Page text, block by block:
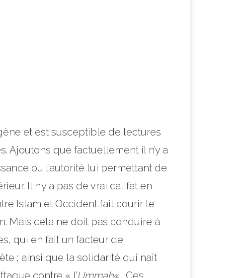
et est susceptible de lectures
Ajoutons que factuellement il n’y a
ou l’autorité lui permettant de
Il n’y a pas de vrai califat en
Islam et Occident fait courir le
Mais cela ne doit pas conduire à
qui en fait un facteur de
; ainsi que la solidarité qui naît
contre « l’Ummah« . Ces